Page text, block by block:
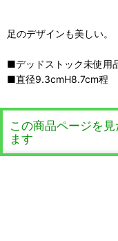
足のデザインも美しい。
■デッドストック未使用
■直径9.3cmH8.7cm程
この商品ページを
ます